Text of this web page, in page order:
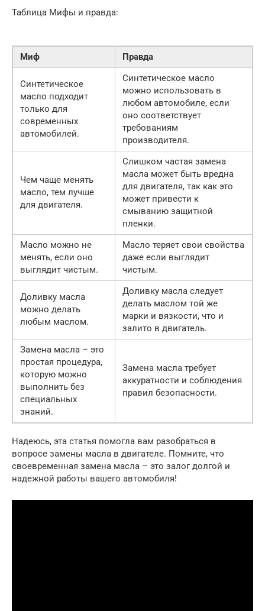
Таблица Мифы и правда:
Миф Правда
Синтетическое
масло подходит
только для
современных
автомобилей.
Синтетическое масло
можно использовать в
любом автомобиле, если
оно соответствует
требованиям
производителя.
Чем чаще менять
масло, тем лучше
для двигателя.
Слишком частая замена
масла может быть вредна
для двигателя, так как это
может привести к
смыванию защитной
пленки.
Масло можно не
менять, если оно
выглядит чистым.
Масло теряет свои свойства
даже если выглядит
чистым.
Доливку масла
можно делать
любым маслом.
Доливку масла следует
делать маслом той же
марки и вязкости, что и
залито в двигатель.
Замена масла – это
простая процедура,
которую можно
выполнить без
специальных
знаний.
Замена масла требует
аккуратности и соблюдения
правил безопасности.
Надеюсь, эта статья помогла вам разобраться в
вопросе замены масла в двигателе. Помните, что
своевременная замена масла – это залог долгой и
надежной работы вашего автомобиля!